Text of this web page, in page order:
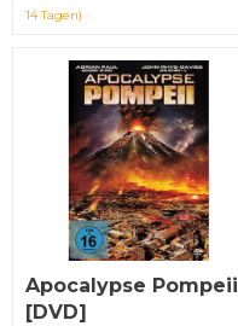
14 Tagen)
Apocalypse Pompeii
[DVD]